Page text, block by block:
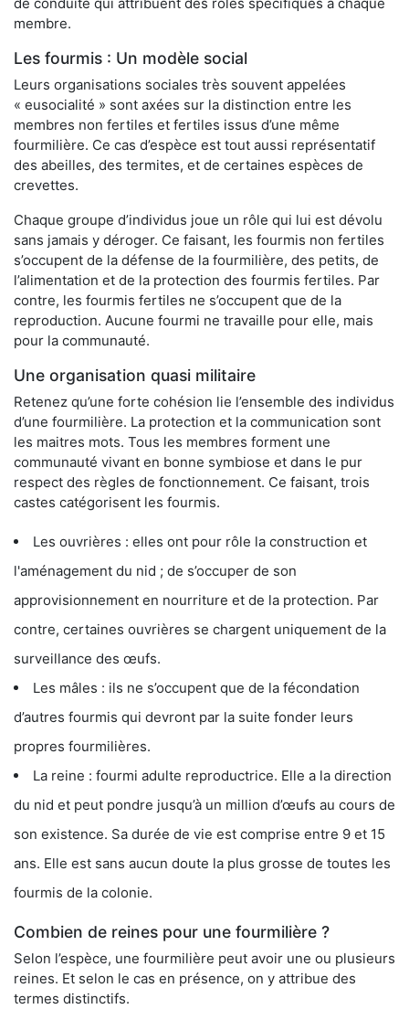
membre.
Les fourmis : Un modèle social
Leurs organisations sociales très souvent appelées
« eusocialité » sont axées sur la distinction entre les
membres non fertiles et fertiles issus d’une même
fourmilière. Ce cas d’espèce est tout aussi représentatif
des abeilles, des termites, et de certaines espèces de
crevettes.
Chaque groupe d’individus joue un rôle qui lui est dévolu
sans jamais y déroger. Ce faisant, les fourmis non fertiles
s’occupent de la défense de la fourmilière, des petits, de
l’alimentation et de la protection des fourmis fertiles. Par
contre, les fourmis fertiles ne s’occupent que de la
reproduction. Aucune fourmi ne travaille pour elle, mais
pour la communauté.
Une organisation quasi militaire
Retenez qu’une forte cohésion lie l’ensemble des individus
d’une fourmilière. La protection et la communication sont
les maitres mots. Tous les membres forment une
communauté vivant en bonne symbiose et dans le pur
respect des règles de fonctionnement. Ce faisant, trois
castes catégorisent les fourmis.
Les ouvrières : elles ont pour rôle la construction et
l'aménagement du nid ; de s’occuper de son
approvisionnement en nourriture et de la protection. Par
contre, certaines ouvrières se chargent uniquement de la
surveillance des œufs.
Les mâles : ils ne s’occupent que de la fécondation
d’autres fourmis qui devront par la suite fonder leurs
propres fourmilières.
La reine : fourmi adulte reproductrice. Elle a la direction
du nid et peut pondre jusqu’à un million d’œufs au cours de
son existence. Sa durée de vie est comprise entre 9 et 15
ans. Elle est sans aucun doute la plus grosse de toutes les
fourmis de la colonie.
Combien de reines pour une fourmilière ?
Selon l’espèce, une fourmilière peut avoir une ou plusieurs
reines. Et selon le cas en présence, on y attribue des
termes distinctifs.